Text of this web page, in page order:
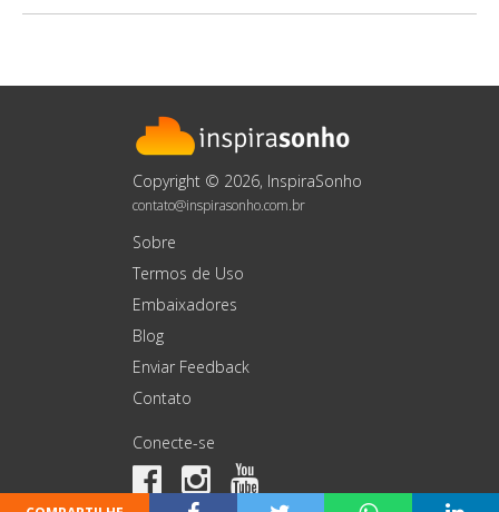
Copyright © 2026, InspiraSonho
contato@inspirasonho.com.br
Sobre
Termos de Uso
Embaixadores
Blog
Enviar Feedback
Contato
Conecte-se